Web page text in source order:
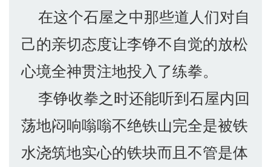
在这个石屋之中那些道人们对自
己的亲切态度让李铮不自觉的放松
心境全神贯注地投入了练拳。
李铮收拳之时还能听到石屋内回
荡地闷响嗡嗡不绝铁山完全是被铁
水浇筑地实心的铁块而且不管是体